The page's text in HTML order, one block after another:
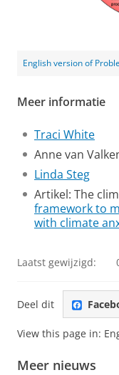
English version of
Meer informatie
Traci White
Anne van
Linda Steg
Artikel: The
framework to
with climate
Laatst gewijzigd:
Deel dit
View this page in:
Meer nieuws